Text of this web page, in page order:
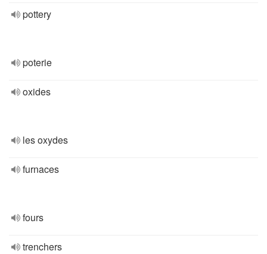
pottery
poterie
oxides
les oxydes
furnaces
fours
trenchers